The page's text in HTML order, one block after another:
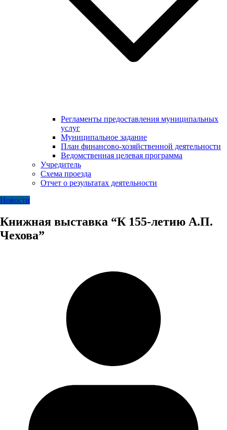
Регламенты предоставления муниципальных
услуг
Муниципальное задание
План финансово-хозяйственной деятельности
Ведомственная целевая программа
Учредитель
Схема проезда
Отчет о результатах деятельности
Новости
Книжная выставка “К 155-летию А.П.
Чехова”